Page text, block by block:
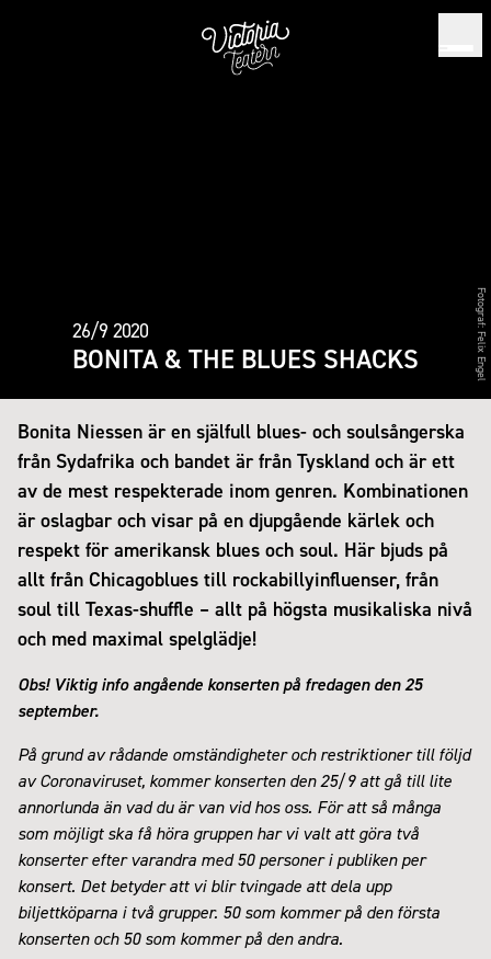
26/9 2020
BONITA & THE BLUES SHACKS
Fotograf:
Felix Engel
Bonita Niessen är en själfull blues- och soulsångerska
från Sydafrika och bandet är från Tyskland och är ett
av de mest respekterade inom genren. Kombinationen
är oslagbar och visar på en djupgående kärlek och
respekt för amerikansk blues och soul. Här bjuds på
allt från Chicagoblues till rockabillyinfluenser, från
soul till Texas-shuffle – allt på högsta musikaliska nivå
och med maximal spelglädje!
Obs! Viktig info angående konserten på fredagen den 25
september.
På grund av rådande omständigheter och restriktioner till följd
av Coronaviruset, kommer konserten den 25/9 att gå till lite
annorlunda än vad du är van vid hos oss. För att så många
som möjligt ska få höra gruppen har vi valt att göra två
konserter efter varandra med 50 personer i publiken per
konsert. Det betyder att vi blir tvingade att dela upp
biljettköparna i två grupper. 50 som kommer på den första
konserten och 50 som kommer på den andra.